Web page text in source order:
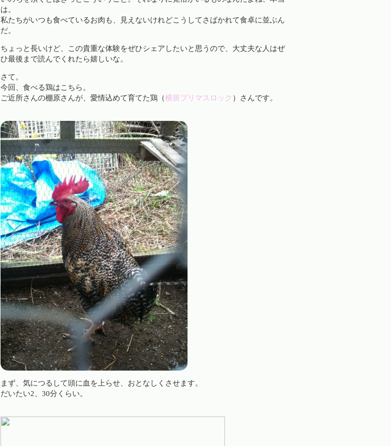
は。
私たちがいつも食べているお肉も、見えないけれどこうしてさばかれて食卓に並ぶん
だ。
ちょっと長いけど、この貴重な体験をぜひシェアしたいと思うので、大丈夫な人はぜ
ひ最後まで読んでくれたら嬉しいな。
さて。
今回、食べる鶏はこちら。
ご近所さんの棚原さんが、愛情込めて育てた鶏（横斑プリマスロック ）さんです。
まず、気につるして頭に血を上らせ、おとなしくさせます。
だいたい2、30分くらい。